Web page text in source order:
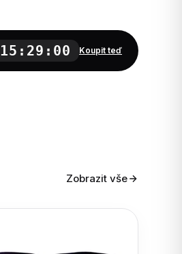
15:28:58 Koupit teď
Zobrazit vše